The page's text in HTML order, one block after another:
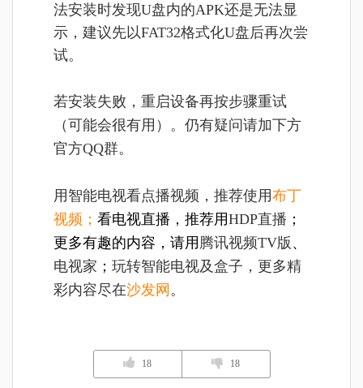
法安装时发现U盘内的APK还是无法显
示，建议先以FAT32格式化U盘后再次尝
试。
若安装失败，重启设备再按步骤重试
（可能会很有用）。仍有疑问请加下方
官方QQ群。
用智能电视看点播视频，推荐使用布丁
视频 ； 看电视直播，推荐用HDP直播 ；
更多有趣的内容，请用 腾讯视频TV版 、
电视家 ； 玩转智能电视及盒子，更多精
彩内容尽在沙发网 。
18 18